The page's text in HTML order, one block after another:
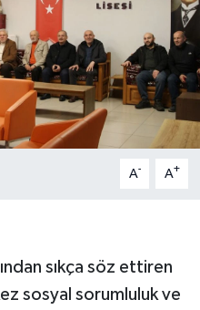
A- A+
sıkça söz ettiren
sosyal sorumluluk ve